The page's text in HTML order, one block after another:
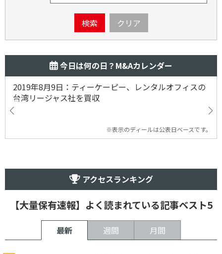
検索 クリア
今日は何の日？M&Aカレンダー
2019年8月9日：ティーケーピー、レンタルオフィスの
台湾リージャス社を買収
※表示のディールは公表日ベースです。
アクセスランキング
【大量保有速報】よく読まれている記事ベスト5
最新 週間 月間